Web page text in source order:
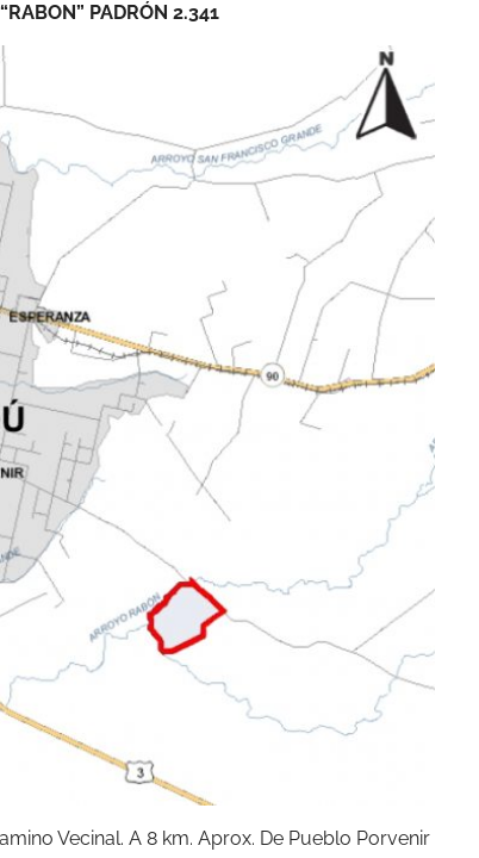
PADRÓN 2.341
Vecinal. A 8 km. Aprox. De Pueblo Porvenir